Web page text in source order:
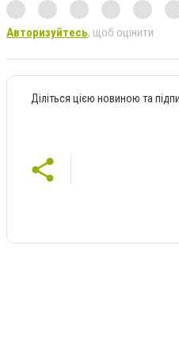
Авторизуйтесь, щоб оцінити
Діліться цією новиною та